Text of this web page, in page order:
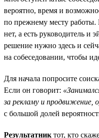
вероятно, время и
по прежнему месту работы.
нет, а есть руководитель и
решение нужно здесь и
на собеседовании, чтобы
Для начала попросите
Если он говорит:
за рекламу и продвижение,
с большой долей
Результатник тот, кто